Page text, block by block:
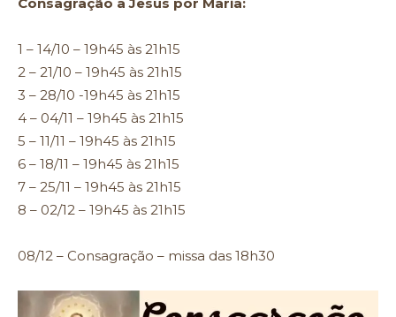
1 – 14/10 – 19h45 às 21h15
2 – 21/10 – 19h45 às 21h15
3 – 28/10 -19h45 às 21h15
4 – 04/11 – 19h45 às 21h15
5 – 11/11 – 19h45 às 21h15
6 – 18/11 – 19h45 às 21h15
7 – 25/11 – 19h45 às 21h15
8 – 02/12 – 19h45 às 21h15
08/12 – Consagração – missa das 18h30